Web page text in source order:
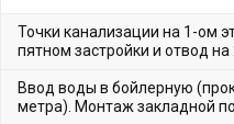
Точки канализации на 1-ом
пятном застройки и отвод
Ввод воды в бойлерную
метра). Монтаж закладной